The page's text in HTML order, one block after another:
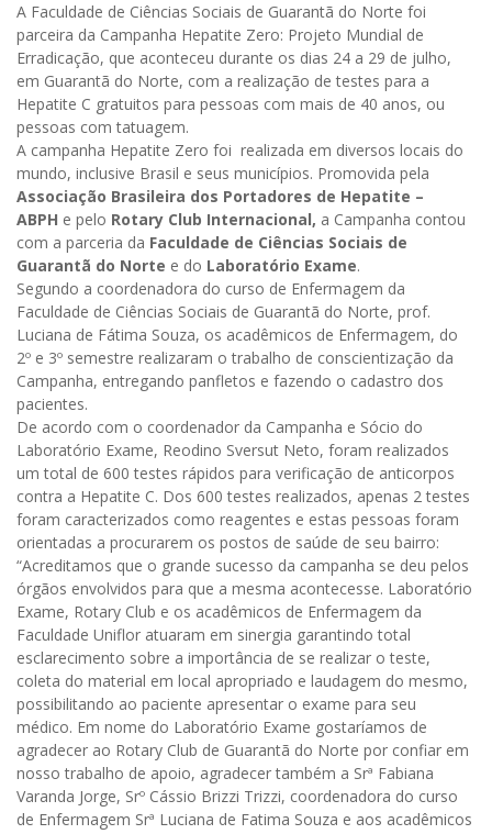
A Faculdade de Ciências Sociais de Guarantã do Norte foi
parceira da Campanha Hepatite Zero: Projeto Mundial de
Erradicação, que aconteceu durante os dias 24 a 29 de julho,
em Guarantã do Norte, com a realização de testes para a
Hepatite C gratuitos para pessoas com mais de 40 anos, ou
pessoas com tatuagem.
A campanha Hepatite Zero foi realizada em diversos locais do
mundo, inclusive Brasil e seus municípios. Promovida pela
Associação Brasileira dos Portadores de Hepatite –
ABPH e pelo Rotary Club Internacional, a Campanha contou
com a parceria da Faculdade de Ciências Sociais de
Guarantã do Norte e do Laboratório Exame.
Segundo a coordenadora do curso de Enfermagem da
Faculdade de Ciências Sociais de Guarantã do Norte, prof.
Luciana de Fátima Souza, os acadêmicos de Enfermagem, do
2º e 3º semestre realizaram o trabalho de conscientização da
Campanha, entregando panfletos e fazendo o cadastro dos
pacientes.
De acordo com o coordenador da Campanha e Sócio do
Laboratório Exame, Reodino Sversut Neto, foram realizados
um total de 600 testes rápidos para verificação de anticorpos
contra a Hepatite C. Dos 600 testes realizados, apenas 2 testes
foram caracterizados como reagentes e estas pessoas foram
orientadas a procurarem os postos de saúde de seu bairro:
“Acreditamos que o grande sucesso da campanha se deu pelos
órgãos envolvidos para que a mesma acontecesse. Laboratório
Exame, Rotary Club e os acadêmicos de Enfermagem da
Faculdade Uniflor atuaram em sinergia garantindo total
esclarecimento sobre a importância de se realizar o teste,
coleta do material em local apropriado e laudagem do mesmo,
possibilitando ao paciente apresentar o exame para seu
médico. Em nome do Laboratório Exame gostaríamos de
agradecer ao Rotary Club de Guarantã do Norte por confiar em
nosso trabalho de apoio, agradecer também a Srª Fabiana
Varanda Jorge, Srº Cássio Brizzi Trizzi, coordenadora do curso
de Enfermagem Srª Luciana de Fatima Souza e aos acadêmicos